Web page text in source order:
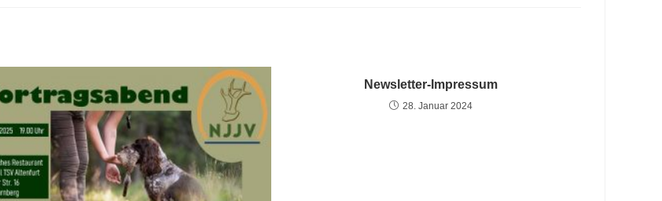
Newsletter-Impressum
28. Januar 2024